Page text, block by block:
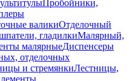
Пробойники,
валикиОтделочный
гладилкиМалярный,
малярныеДиспенсеры
отделочных
и стремянкиЛестницы,